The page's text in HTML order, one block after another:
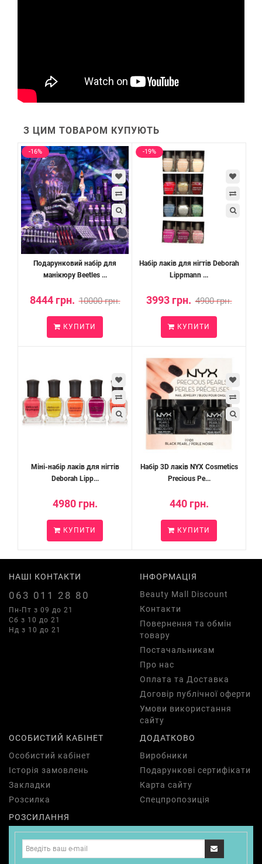
З ЦИМ ТОВАРОМ КУПУЮТЬ
-16%
Подарунковий набір для
манікюру Beetles ...
8444 грн. 10000 грн.
КУПИТИ
-19%
Набір лаків для нігтів Deborah
Lippmann ...
3993 грн. 4900 грн.
КУПИТИ
Міні-набір лаків для нігтів
Deborah Lipp...
4980 грн.
КУПИТИ
Набір 3D лаків NYX Cosmetics
Precious Pe...
440 грн.
КУПИТИ
НАШІ КОНТАКТИ
063 011 28 80
Пн-Пт з 09 до 21
Сб з 10 до 21
Нд з 10 до 21
ІНФОРМАЦІЯ
Beauty Mall Discount
Контакти
Повернення та обмін
товару
Постачальникам
Про нас
Оплата та Доставка
Договір публічної оферти
Умови використання
сайту
ОСОБИСТИЙ КАБІНЕТ
Особистий кабінет
Історія замовлень
Закладки
Розсилка
ДОДАТКОВО
Виробники
Подарункові сертифікати
Карта сайту
Спецпропозиція
РОЗСИЛАННЯ